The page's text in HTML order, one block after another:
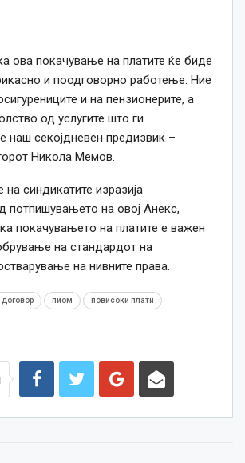
ова покачување на платите ќе биде
и поодговорно работење. Ние
и на пензионерите, а
од услугите што ги
наш секојдневен предизвик –
Никола Мемов.
на синдикатите изразија
потпишувањето на овој Анекс,
покачувањето на платите е важен
на стандардот на
на нивните права.
договор пиом повисоки плати